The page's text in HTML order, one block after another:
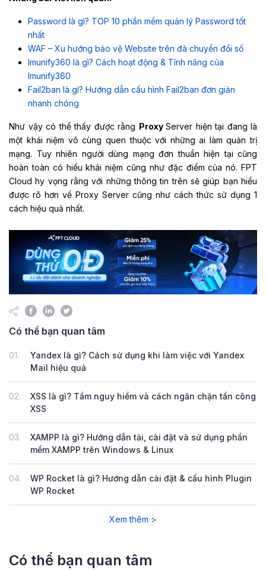
Password là gì? TOP 10 phần mềm quản lý Password tốt
nhất
WAF – Xu hướng bảo vệ Website trên đà chuyển đổi số
Imunify360 là gì? Cách hoạt động & Tính năng của
Imunify360
Fail2ban là gì? Hướng dẫn cấu hình Fail2ban đơn giản
nhanh chóng
Như vậy có thể thấy được rằng Proxy Server hiện tại đang là
một khái niệm vô cùng quen thuộc với những ai làm quản trị
mạng. Tuy nhiên người dùng mạng đơn thuần hiện tại cũng
hoàn toàn có hiểu khái niệm cũng như đặc điểm của nó. FPT
Cloud hy vọng rằng với những thông tin trên sẽ giúp bạn hiểu
được rõ hơn về Proxy Server cũng như cách thức sử dụng 1
cách hiệu quả nhất.
Có thể bạn quan tâm
01.
Yandex là gì? Cách sử dụng khi làm việc với Yandex
Mail hiệu quả
02.
XSS là gì? Tầm nguy hiểm và cách ngăn chặn tấn công
XSS
03.
XAMPP là gì? Hướng dẫn tải, cài đặt và sử dụng phần
mềm XAMPP trên Windows & Linux
04.
WP Rocket là gì? Hướng dẫn cài đặt & cấu hình Plugin
WP Rocket
Xem thêm >
Có thể bạn quan tâm